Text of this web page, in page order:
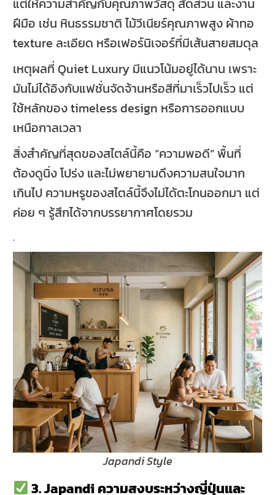
แต่ให้ความสำคัญกับคุณภาพวัสดุ สัดส่วน และงาน
ฝีมือ เช่น หินธรรมชาติ ไม้วีเนียร์คุณภาพสูง ผ้าทอ
texture ละเอียด หรือเฟอร์นิเจอร์ที่มีเส้นสายสมดุล
เหตุผลที่ Quiet Luxury มีแนวโน้มอยู่ได้นาน เพราะ
มันไม่ได้อิงกับแฟชั่นจัดจ้านหรือสีที่มาเร็วไปเร็ว แต่
ใช้หลักของ timeless design หรือการออกแบบ
เหนือกาลเวลา
สิ่งสำคัญที่สุดของสไตล์นี้คือ “ความพอดี” พื้นที่
ต้องดูนิ่ง โปร่ง และไม่พยายามดึงความสนใจมาก
เกินไป ความหรูของสไตล์นี้จึงไม่ได้ตะโกนออกมา แต่
ค่อย ๆ รู้สึกได้จากบรรยากาศโดยรวม
.
Japandi Style
3. Japandi ความสงบระหว่างญี่ปุ่นและ